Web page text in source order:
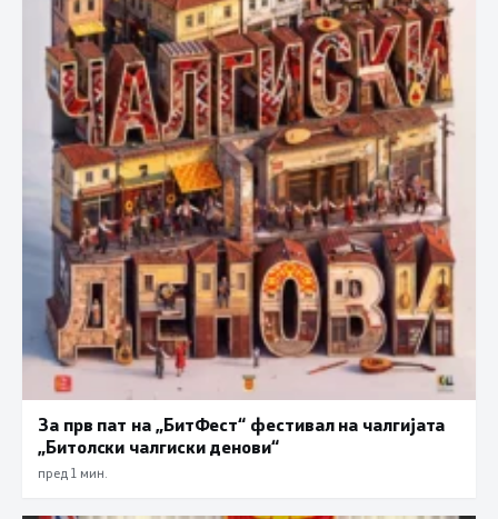
За прв пат на „БитФест“ фестивал на чалгијата
„Битолски чалгиски денови“
пред 1 мин.